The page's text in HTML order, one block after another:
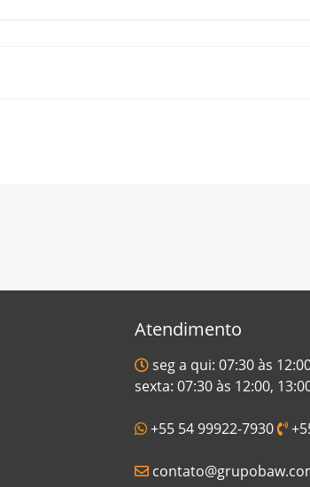
Atendimento
seg a qui: 07:30 às
sexta: 07:30 às 12:00,
+55 54 99922-7930